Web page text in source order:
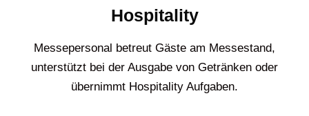
Hospitality
Messepersonal betreut Gäste am Messestand,
unterstützt bei der Ausgabe von Getränken oder
übernimmt Hospitality Aufgaben.